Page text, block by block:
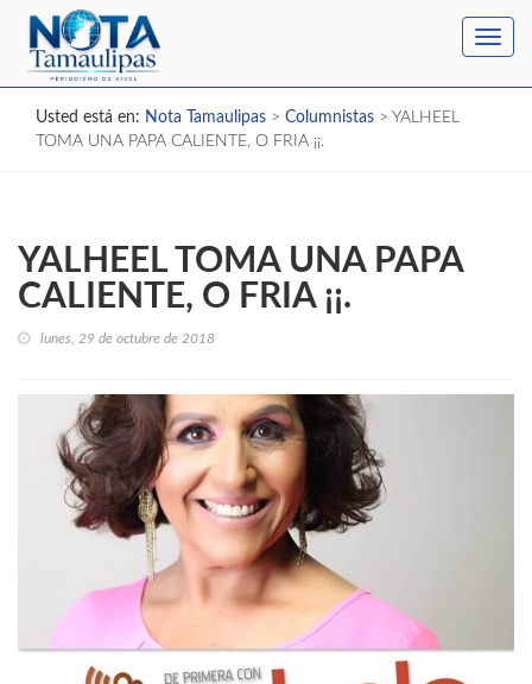
Usted está en: Nota Tamaulipas > Columnistas > YALHEEL
TOMA UNA PAPA CALIENTE, O FRIA ¡¡.
YALHEEL TOMA UNA PAPA
CALIENTE, O FRIA ¡¡.
lunes, 29 de octubre de 2018